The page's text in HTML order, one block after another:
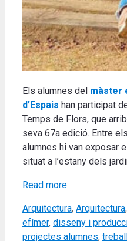
Els alumnes del màster
d’Espais han participat
Temps de Flors, que
seva 67a edició. Entre
alumnes hi van exposar
situat a l’estany dels
Read more
Categories
Arquitectura, Arquitectura,
efímer, disseny i
projectes alumnes,